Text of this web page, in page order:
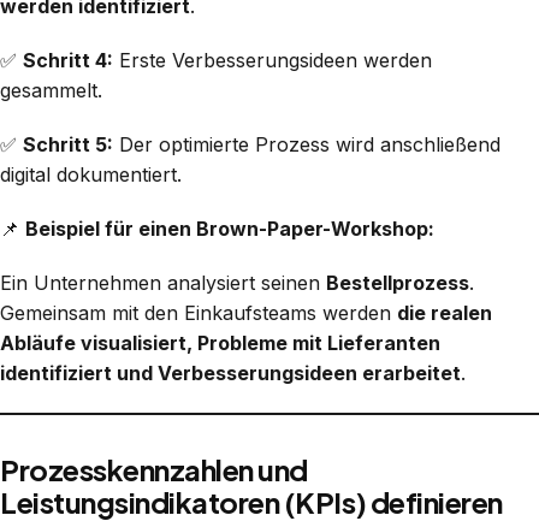
werden identifiziert.
✅ Schritt 4: Erste Verbesserungsideen werden
gesammelt.
✅ Schritt 5: Der optimierte Prozess wird anschließend
digital dokumentiert.
📌 Beispiel für einen Brown-Paper-Workshop:
Ein Unternehmen analysiert seinen Bestellprozess.
Gemeinsam mit den Einkaufsteams werden die realen
Abläufe visualisiert, Probleme mit Lieferanten
identifiziert und Verbesserungsideen erarbeitet.
Prozesskennzahlen und
Leistungsindikatoren (KPIs) definieren